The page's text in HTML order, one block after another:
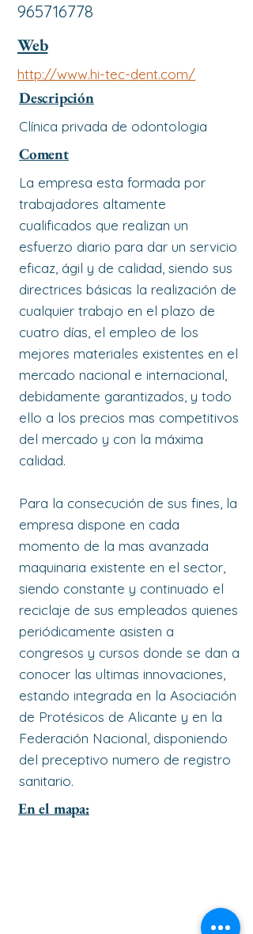
965716778
Web
http://www.hi-tec-dent.com/
Descripción
Clínica privada de odontologia
Coment
La empresa esta formada por
trabajadores altamente
cualificados que realizan un
esfuerzo diario para dar un servicio
eficaz, ágil y de calidad, siendo sus
directrices básicas la realización de
cualquier trabajo en el plazo de
cuatro días, el empleo de los
mejores materiales existentes en el
mercado nacional e internacional,
debidamente garantizados, y todo
ello a los precios mas competitivos
del mercado y con la máxima
calidad.
Para la consecución de sus fines, la
empresa dispone en cada
momento de la mas avanzada
maquinaria existente en el sector,
siendo constante y continuado el
reciclaje de sus empleados quienes
periódicamente asisten a
congresos y cursos donde se dan a
conocer las ultimas innovaciones,
estando integrada en la Asociación
de Protésicos de Alicante y en la
Federación Nacional, disponiendo
del preceptivo numero de registro
sanitario.
En el mapa: